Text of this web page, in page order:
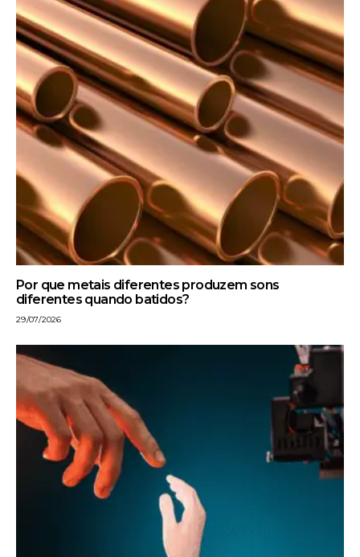
Por que metais diferentes produzem sons
diferentes quando batidos?
29/07/2026